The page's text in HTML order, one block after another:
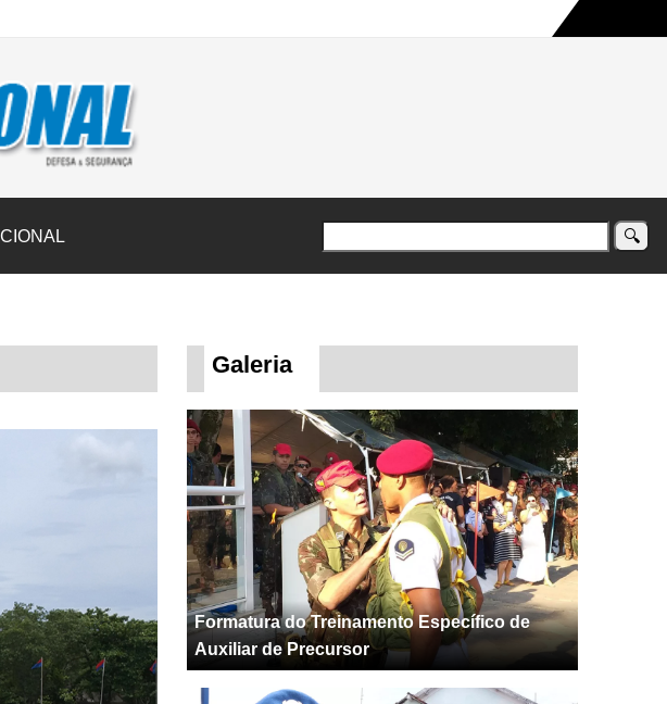
Rio Grande do Sul na maior campanha humanitária já registrada no país
Galeria
Formatura do Treinamento Específico de
Auxiliar de Precursor